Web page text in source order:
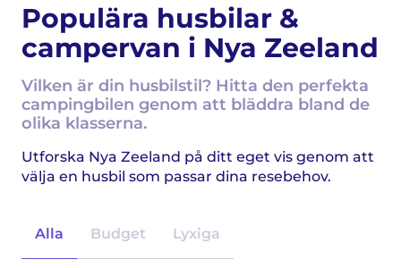
Populära husbilar &
campervan i Nya Zeeland
Vilken är din husbilstil? Hitta den perfekta
campingbilen genom att bläddra bland de
olika klasserna.
Utforska Nya Zeeland på ditt eget vis genom att
välja en husbil som passar dina resebehov.
Alla Budget Lyxiga